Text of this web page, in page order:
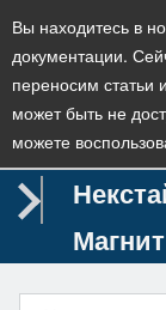
Вы находитесь в
документации.
переносим статьи
может быть не
можете
Магнит